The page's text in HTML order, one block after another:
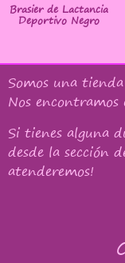
Brasier de Lactancia
Deportivo Negro
Somos una
Nos
Si tienes alguna
desde la sección
atenderemos!